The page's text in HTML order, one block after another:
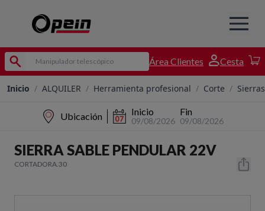
Área Clientes Cesta
Inicio / ALQUILER / Herramienta profesional / Corte /
Ubicación Inicio
09/08/2026
Fin
09/08/2026
SIERRA SABLE PENDULAR 22V
CORTADORA.30